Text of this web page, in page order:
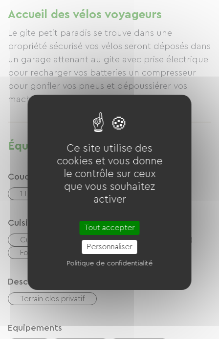
Accueil des vélos voyageurs
Le gite petit paradis se trouve dans une
propriété sécurisé vos vélos seront déposés dans
un garage attenant au gite avec prise électrique
pour recharger vos batteries un compresseur
pour gonfler vos pneus et dépoussiérer vos
machines .
Nous avons des outils spécifique pour les
réparer ainsi qu'un trépied mis à votre
disposition pour travailler à la bonne hauteur .
le gite se trouve à 500 mètres de la voie verte .
Nous sommes a "trois kms d'Argeles gazost .
Équipements
Couchage
1 Lits 140cm
Cuisine
Cuisine Réfrigérateur
Four
Description
Terrain clos privatif
Equipements
Ce site utilise des
cookies et vous donne
le contrôle sur ceux
que vous souhaitez
activer
Tout accepter
Personnaliser
Politique de confidentialité